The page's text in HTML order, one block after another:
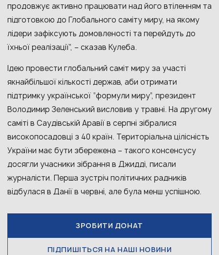
продовжує активно працювати над його втіленням та
підготовкою до Глобального саміту миру, на якому
лідери зафіксують домовленості та перейдуть до
їхньої реалізації”, – сказав Кулеба.
Ідею провести глобальний саміт миру за участі
якнайбільшої кількості держав, аби отримати
підтримку української “формули миру”, президент
Володимир Зеленський висловив у травні. На другому
саміті в Саудівській Аравії в серпні зібралися
високопосадовці з 40 країн. Територіальна цілісність
України має бути збережена – такого консенсусу
досягли учасники зібрання в Джидді, писали
журналісти. Перша зустріч політичних радників
відбулася в Данії в червні, але була менш успішною.
ЗРОБИТИ ДОНАТ
ПІДПИШІТЬСЯ НА НАШІ НОВИНИ